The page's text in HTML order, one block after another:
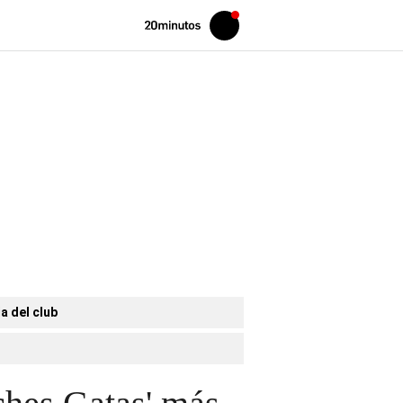
Volver
Iniciar
sesión
del club